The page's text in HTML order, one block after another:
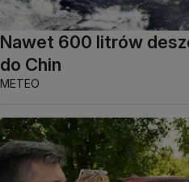
Nawet 600 litrów
do Chin
METEO